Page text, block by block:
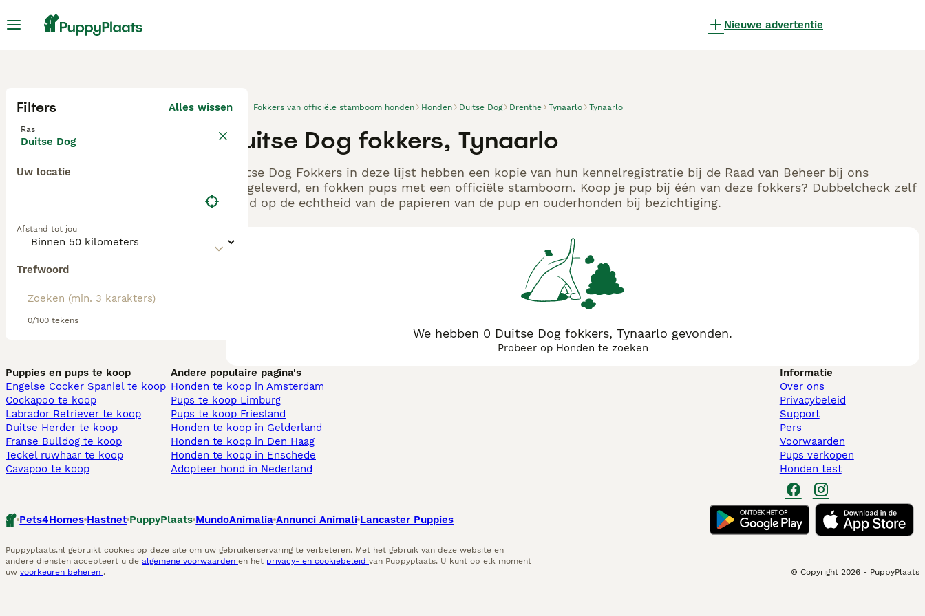
Nieuwe advertentie
Filters Alles wissen
Ras
Duitse Dog
Uw locatie
Afstand tot jou
Trefwoord
0/100 tekens
Fokkers van officiële stamboom honden Honden Duitse Dog Drenthe Tynaarlo Tynaarlo
Duitse Dog fokkers, Tynaarlo
Duitse Dog Fokkers in deze lijst hebben een kopie van hun kennelregistratie bij de Raad van Beheer bij ons
aangeleverd, en fokken pups met een officiële stamboom. Koop je pup bij één van deze fokkers? Dubbelcheck zelf
altijd op de echtheid van de papieren van de pup en ouderhonden bij bezichtiging.
We hebben 0 Duitse Dog fokkers, Tynaarlo gevonden.
Probeer op Honden te zoeken
Puppies en pups te koop
Engelse Cocker Spaniel te koop
Cockapoo te koop
Labrador Retriever te koop
Duitse Herder te koop
Franse Bulldog te koop
Teckel ruwhaar te koop
Cavapoo te koop
Andere populaire pagina's
Honden te koop in Amsterdam
Pups te koop Limburg​
Pups te koop Friesland​
Honden te koop in Gelderland
Honden te koop in Den Haag
Honden te koop in Enschede
Adopteer hond in Nederland
Informatie
Over ons
Privacybeleid
Support
Pers
Voorwaarden
Pups verkopen
Honden test
Pets4Homes Hastnet PuppyPlaats MundoAnimalia Annunci Animali Lancaster Puppies
Puppyplaats.nl gebruikt cookies op deze site om uw gebruikerservaring te verbeteren. Met het gebruik van deze website en
andere diensten accepteert u de algemene voorwaarden en het privacy- en cookiebeleid van Puppyplaats. U kunt op elk moment
uw voorkeuren beheren . © Copyright 2026 - PuppyPlaats